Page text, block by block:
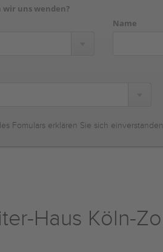
uns wenden?
Name
Fomulars erklären Sie sich
Haus Köln-